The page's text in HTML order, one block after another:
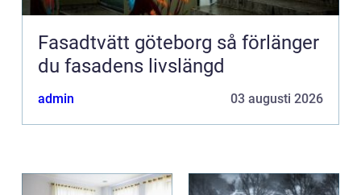
Fasadtvätt göteborg så förlänger
du fasadens livslängd
admin 03 augusti 2026